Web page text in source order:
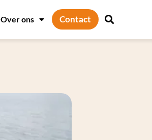
Over ons Contact